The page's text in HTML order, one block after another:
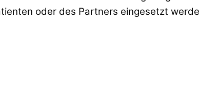
oder des Partners eingesetzt